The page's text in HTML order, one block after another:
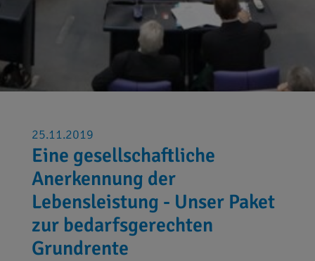
25.11.2019
Eine gesellschaftliche
Anerkennung der
Lebensleistung - Unser Paket
zur bedarfsgerechten
Grundrente